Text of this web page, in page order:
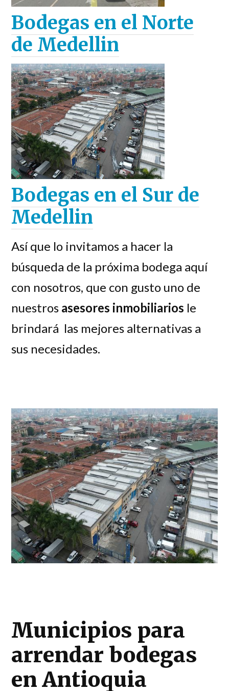
Bodegas en el Norte
de Medellin
Bodegas en el Sur de
Medellin
Así que lo invitamos a hacer la
búsqueda de la próxima bodega aquí
con nosotros, que con gusto uno de
nuestros asesores inmobiliarios le
brindará las mejores alternativas a
sus necesidades.
Municipios para
arrendar bodegas
en Antioquia